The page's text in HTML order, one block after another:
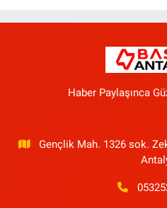
Haber Paylaşınca
Gençlik Mah. 1326 sok.